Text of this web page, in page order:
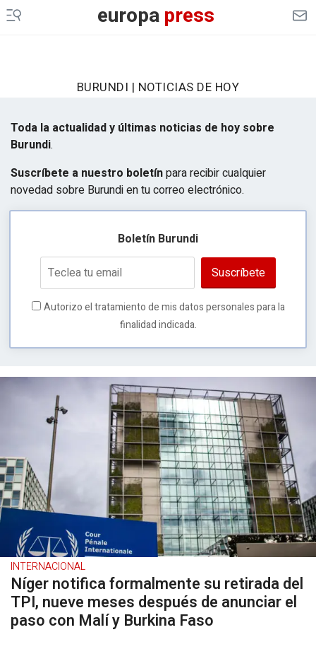
europapress
BURUNDI | NOTICIAS DE HOY
Toda la actualidad y últimas noticias de hoy sobre
Burundi.
Suscríbete a nuestro boletínpara recibir cualquier
novedad sobre Burundi en tu correo electrónico.
Boletín Burundi
Suscríbete
Autorizo el tratamiento de mis datos personales para la
finalidad indicada.
INTERNACIONAL
Níger notifica formalmente su retirada del
TPI, nueve meses después de anunciar el
paso con Malí y Burkina Faso